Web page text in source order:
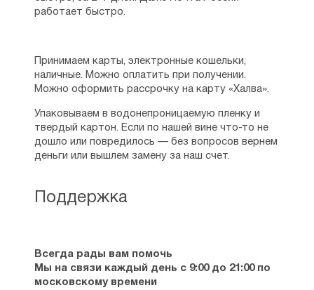
Поддержка
Всегда рады вам помочь
Мы на связи каждый день с 9:00 до 21:00 по
московскому времени
работает быстро.
Принимаем карты, электронные кошельки,
наличные. Можно оплатить при получении.
Можно оформить рассрочку на карту «Халва».
Упаковываем в водонепроницаемую пленку и
твердый картон. Если по нашей вине что-то не
дошло или повредилось — без вопросов вернем
деньги или вышлем замену за наш счет.